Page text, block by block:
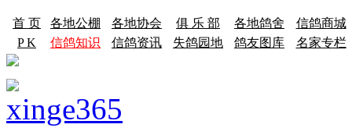
首 页 各地公棚 各地协会 俱 乐 部 各地鸽舍
信鸽商城
P K
信鸽知识 信鸽资讯 失鸽园地 鸽友图库 名家专栏